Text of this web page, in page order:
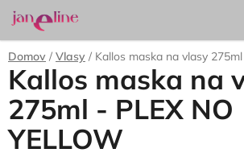
Prejsť
na
obsah
Domov / Vlasy / Kallos maska na vlasy
Kallos maska na
275ml - PLEX NO
YELLOW